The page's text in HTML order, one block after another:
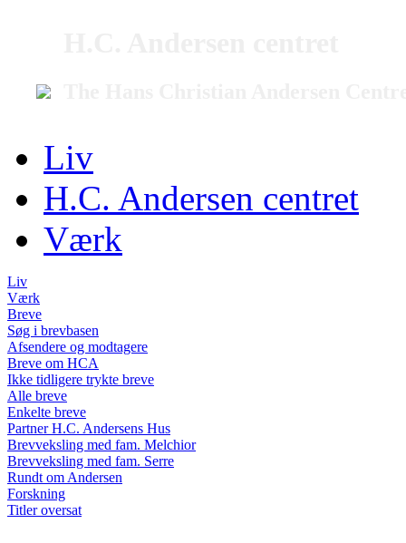
Liv
H.C. Andersen centret
Værk
Liv
Værk
Breve
Søg i brevbasen
Afsendere og modtagere
Breve om HCA
Ikke tidligere trykte breve
Alle breve
Enkelte breve
Partner H.C. Andersens Hus
Brevveksling med fam. Melchior
Brevveksling med fam. Serre
Rundt om Andersen
Forskning
Titler oversat